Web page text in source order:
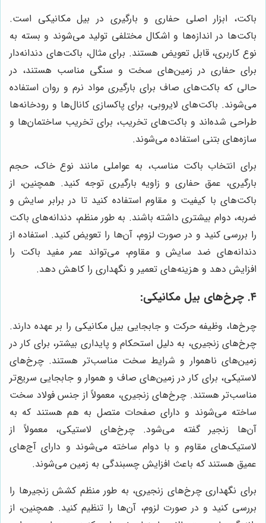
باکت، ابزار اصلی حفاری و بارگیری در بیل مکانیکی است.
باکت‌ها در اندازه‌ها و اشکال مختلفی تولید می‌شوند و بسته به
نوع کاربری، قابل تعویض هستند. برای مثال، باکت‌های دندانه‌دار
برای حفاری در زمین‌های سخت و سنگی مناسب هستند، در
حالی که باکت‌های صاف برای بارگیری مواد نرم و روان استفاده
می‌شوند. باکت‌های لایروبی، برای پاکسازی کانال‌ها و رودخانه‌ها
طراحی شده‌اند و باکت‌های تخریب، برای تخریب ساختمان‌ها و
سازه‌های بتنی استفاده می‌شوند.
برای انتخاب باکت مناسب، به عواملی مانند نوع خاک، حجم
بارگیری، عمق حفاری و زاویه بارگیری توجه کنید. همچنین، از
باکت‌های با کیفیت و مقاوم استفاده کنید تا در برابر سایش و
ضربه، دوام بیشتری داشته باشند. به طور منظم، دندانه‌های باکت
را بررسی کنید و در صورت لزوم، آن‌ها را تعویض کنید. استفاده از
دندانه‌های ضد سایش و مقاوم، می‌تواند عمر مفید باکت را
افزایش دهد و هزینه‌های تعمیر و نگهداری را کاهش دهد.
۴. چرخ‌های بیل مکانیکی:
چرخ‌ها، وظیفه حرکت و جابجایی بیل مکانیکی را بر عهده دارند.
چرخ‌های زنجیری، به دلیل استحکام و پایداری بیشتر، برای کار در
زمین‌های ناهموار و شرایط سخت مناسب‌تر هستند. چرخ‌های
لاستیکی، برای کار در زمین‌های صاف و هموار و جابجایی سریع‌تر
مناسب‌تر هستند. چرخ‌های زنجیری، معمولاً از جنس فولاد سخت
ساخته می‌شوند و دارای صفحات متصل به هم هستند که به
آن‌ها زنجیر گفته می‌شود. چرخ‌های لاستیکی، معمولاً از
لاستیک‌های مقاوم و با دوام ساخته می‌شوند و دارای آج‌های
عمیق هستند که باعث افزایش چسبندگی به زمین می‌شوند.
برای نگهداری چرخ‌های زنجیری، به طور منظم کشش زنجیرها را
بررسی کنید و در صورت لزوم، آن‌ها را تنظیم کنید. همچنین، از